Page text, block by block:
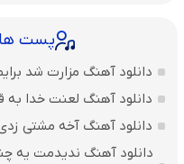
پست
دانلود آهنگ مزارت شد
دانلود آهنگ لعنت خدا
دانلود آهنگ آخه مشتی
دانلود آهنگ ندیدمت یه